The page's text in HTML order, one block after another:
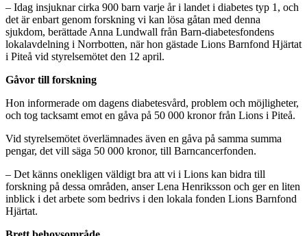
– Idag insjuknar cirka 900 barn varje år i landet i diabetes typ 1, och
det är enbart genom forskning vi kan lösa gåtan med denna
sjukdom, berättade Anna Lundwall från Barn-diabetesfondens
lokalavdelning i Norrbotten, när hon gästade Lions Barnfond Hjärtat
i Piteå vid styrelsemötet den 12 april.
Gåvor till forskning
Hon informerade om dagens diabetesvård, problem och möjligheter,
och tog tacksamt emot en gåva på 50 000 kronor från Lions i Piteå.
Vid styrelsemötet överlämnades även en gåva på samma summa
pengar, det vill säga 50 000 kronor, till Barncancerfonden.
– Det känns onekligen väldigt bra att vi i Lions kan bidra till
forskning på dessa områden, anser Lena Henriksson och ger en liten
inblick i det arbete som bedrivs i den lokala fonden Lions Barnfond
Hjärtat.